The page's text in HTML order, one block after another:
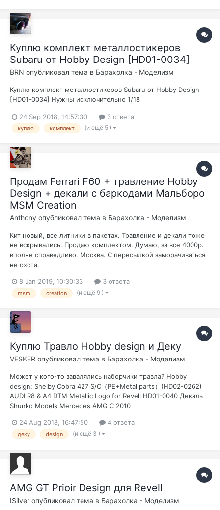
Куплю комплект металлостикеров
Subaru от Hobby Design [HD01-0034]
BRN опубликовал тема в Барахолка - Моделизм
Куплю комплект металлостикеров Subaru от Hobby Design
[HD01-0034] Нужны исключительно 1/18
24 Sep 2018, 14:57:30 3 ответа
куплю комплект (и ещё 5 )
Продам Ferrari F60 + травление Hobby
Design + декали с баркодами Мальборо
MSM Creation
Anthony опубликовал тема в Барахолка - Моделизм
Кит новый, все литники в пакетах. Травление и декали тоже
не вскрывались. Продаю комплектом. Думаю, за все 4000р.
вполне справедливо. Москва. С пересылкой заморачиваться
не охота.
8 Jan 2019, 10:30:33 3 ответа
msm creation (и ещё 9 )
Куплю Травло Hobby design и Деку
VESKER опубликовал тема в Барахолка - Моделизм
Может у кого-то завалялись наборчики травла? Hobby
design: Shelby Cobra 427 S/C（PE+Metal parts）(HD02-0262)
AUDI R8 & A4 DTM Metallic Logo for Revell HD01-0040 Декаль
Shunko Models Mercedes AMG C 2010
24 Aug 2018, 16:47:50 4 ответа
деку design (и ещё 3 )
AMG GT Prioir Design для Revell
ISilver опубликовал тема в Барахолка - Моделизм